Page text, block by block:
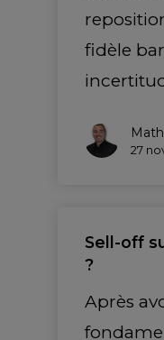
fidèle
27
Sell-off
?
Après